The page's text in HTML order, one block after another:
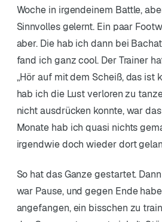
Woche in irgendeinem Battle,
Sinnvolles gelernt. Ein paar
aber. Die hab ich dann bei
fand ich ganz cool. Der Trainer
„Hör auf mit dem Scheiß, das ist
hab ich die Lust verloren zu
nicht ausdrücken konnte, war
Monate hab ich quasi nichts
irgendwie doch wieder dort
So hat das Ganze gestartet.
war Pause, und gegen Ende
angefangen, ein bisschen zu